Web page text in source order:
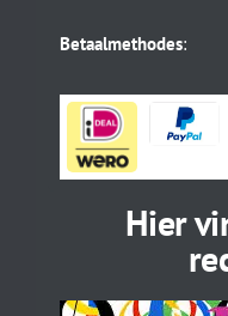
Betaalmethodes:
Hier